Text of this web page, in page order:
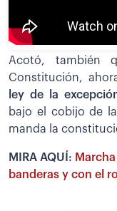
Acotó, también
Constitución,
ley de la
bajo el cobijo de
manda la
MIRA AQUÍ:
banderas y con el